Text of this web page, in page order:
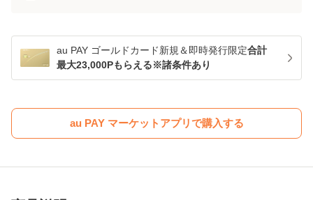
au PAY ゴールドカード新規＆即時発行限定合計
最大23,000Pもらえる※諸条件あり
au PAY マーケットアプリで購入する